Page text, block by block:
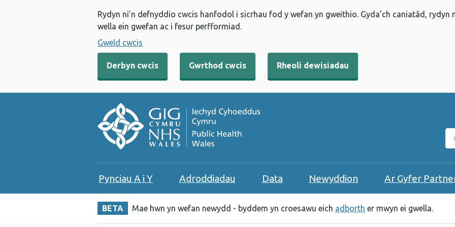
Rydyn ni’n defnyddio cwcis hanfodol i sicrhau fod y wefan yn gweithio. Gyda’ch caniatâd,
wella ein gwefan ac i fesur perfformiad.
Gweld cwcis
Derbyn cwcis Gwrthod cwcis Rheoli dewisiadau
Pynciau A i Y Adroddiadau Data Newyddion Ar Gyfer
BETA Mae hwn yn wefan newydd - byddem yn croesawu eich adborth er mwyn ei gwella.